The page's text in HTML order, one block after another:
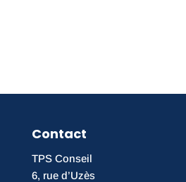
Contact
TPS Conseil
6, rue d’Uzès